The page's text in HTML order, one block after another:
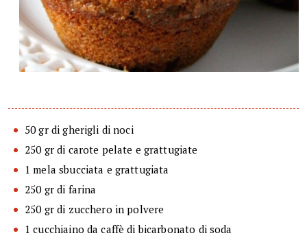
50 gr di gherigli di noci
250 gr di carote pelate e grattugiate
1 mela sbucciata e grattugiata
250 gr di farina
250 gr di zucchero in polvere
1 cucchiaino da caffè di bicarbonato di soda